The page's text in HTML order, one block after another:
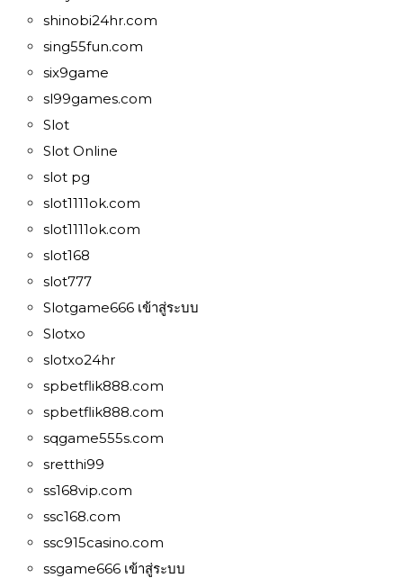
shinobi24hr.com
sing55fun.com
six9game
sl99games.com
Slot
Slot Online
slot pg
slot1111ok.com
slot1111ok.com
slot168
slot777
Slotgame666 เข้าสู่ระบบ
Slotxo
slotxo24hr
spbetflik888.com
spbetflik888.com
sqgame555s.com
sretthi99
ss168vip.com
ssc168.com
ssc915casino.com
ssgame666 เข้าสู่ระบบ